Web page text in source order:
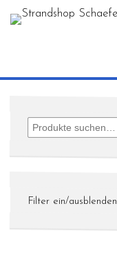
Filter ein/ausblenden